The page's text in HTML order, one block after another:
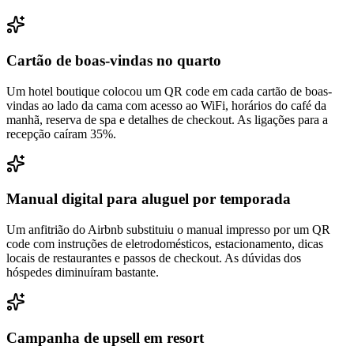
Cartão de boas-vindas no quarto
Um hotel boutique colocou um QR code em cada cartão de boas-
vindas ao lado da cama com acesso ao WiFi, horários do café da
manhã, reserva de spa e detalhes de checkout. As ligações para a
recepção caíram 35%.
Manual digital para aluguel por temporada
Um anfitrião do Airbnb substituiu o manual impresso por um QR
code com instruções de eletrodomésticos, estacionamento, dicas
locais de restaurantes e passos de checkout. As dúvidas dos
hóspedes diminuíram bastante.
Campanha de upsell em resort